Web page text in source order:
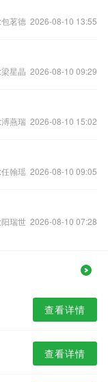
包茗德 2026-08-10 13:55
梁星晶 2026-08-10 09:29
溥燕瑞 2026-08-10 15:02
任翰瑶 2026-08-10 09:05
瑞世 2026-08-10 07:28
查看详情
查看详情